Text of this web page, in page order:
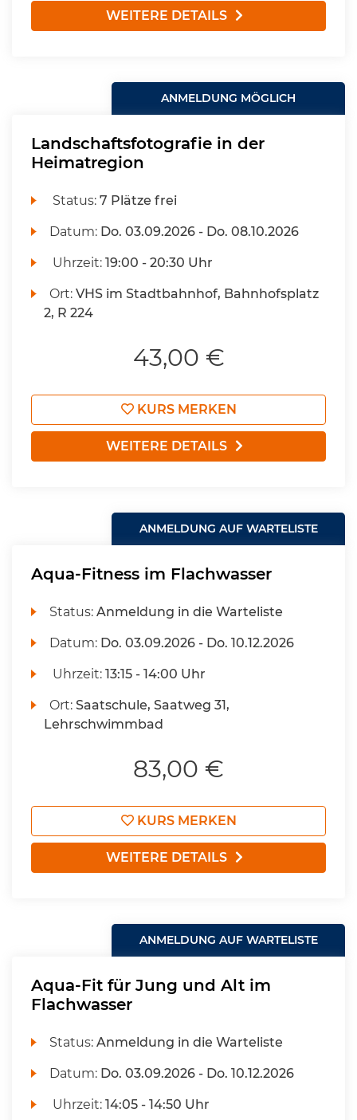
WEITERE DETAILS
ANMELDUNG MÖGLICH
Landschaftsfotografie in der
Heimatregion
Status:7 Plätze frei
Datum: Do. 03.09.2026 - Do. 08.10.2026
Uhrzeit:19:00 - 20:30 Uhr
Ort:VHS im Stadtbahnhof, Bahnhofsplatz
2, R 224
43,00 €
KURS MERKEN
WEITERE DETAILS
ANMELDUNG AUF WARTELISTE
Aqua-Fitness im Flachwasser
Status:Anmeldung in die Warteliste
Datum: Do. 03.09.2026 - Do. 10.12.2026
Uhrzeit:13:15 - 14:00 Uhr
Ort:Saatschule, Saatweg 31,
Lehrschwimmbad
83,00 €
KURS MERKEN
WEITERE DETAILS
ANMELDUNG AUF WARTELISTE
Aqua-Fit für Jung und Alt im
Flachwasser
Status:Anmeldung in die Warteliste
Datum: Do. 03.09.2026 - Do. 10.12.2026
Uhrzeit:14:05 - 14:50 Uhr